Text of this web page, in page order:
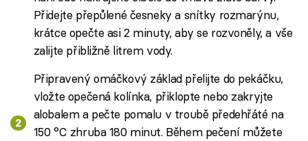
Přidejte přepůlené česneky a snítky rozmarýnu,
krátce opečte asi 2 minuty, aby se rozvoněly, a vše
zalijte přibližně litrem vody.
Připravený omáčkový základ přelijte do pekáčku,
vložte opečená kolínka, přiklopte nebo zakryjte
alobalem a pečte pomalu v troubě předehřáté na
150 °C zhruba 180 minut. Během pečení můžete